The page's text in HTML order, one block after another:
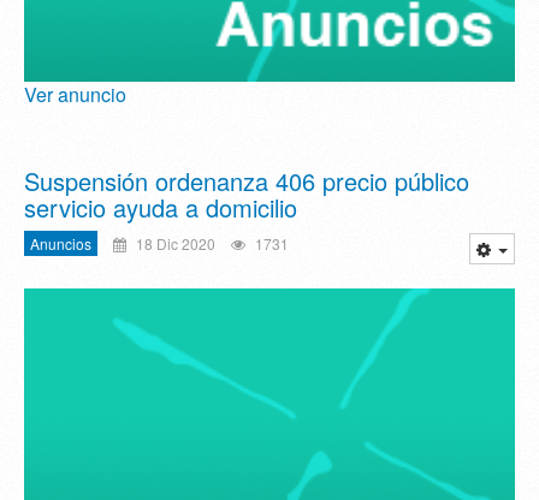
Ver anuncio
Suspensión ordenanza 406 precio público
servicio ayuda a domicilio
Anuncios 18 Dic 2020 1731